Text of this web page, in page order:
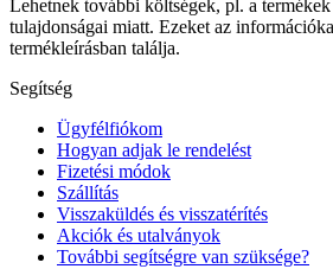
Lehetnek további költségek, pl. a
tulajdonságai miatt. Ezeket az
termékleírásban találja.
Segítség
Ügyfélfiókom
Hogyan adjak le rendelést
Fizetési módok
Szállítás
Visszaküldés és visszatérítés
Akciók és utalványok
További segítségre van szüksége?